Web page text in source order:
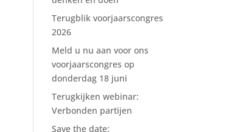
Terugblik voorjaarscongres
2026
Meld u nu aan voor ons
voorjaarscongres op
donderdag 18 juni
Terugkijken webinar:
Verbonden partijen
Save the date: